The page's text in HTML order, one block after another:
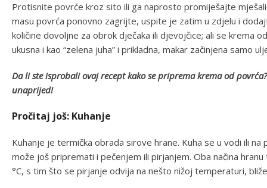
Protisnite povrće kroz sito ili ga naprosto promiješajte
masu povrća ponovno zagrijte, uspite je zatim u zdjelu i
količine dovoljne za obrok dječaka ili djevojčice; ali se krema
ukusna i kao “zelena juha” i prikladna, makar začinjena samo
Da li ste isprobali ovaj recept kako se priprema krema od
unaprijed!
Pročitaj još: Kuhanje
Kuhanje je termička obrada sirove hrane. Kuha se u vodi ili na
može još pripremati i pečenjem ili pirjanjem. Oba načina
°C, s tim što se pirjanje odvija na nešto nižoj temperaturi,